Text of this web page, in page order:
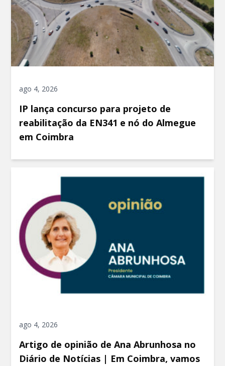
ago 4, 2026
IP lança concurso para projeto de
reabilitação da EN341 e nó do Almegue
em Coimbra
ago 4, 2026
Artigo de opinião de Ana Abrunhosa no
Diário de Notícias | Em Coimbra, vamos